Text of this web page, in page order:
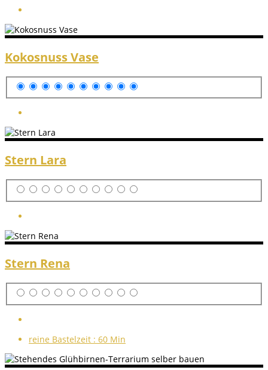
Kokosnuss Vase
Stern Lara
Stern Rena
reine Bastelzeit : 60 Min